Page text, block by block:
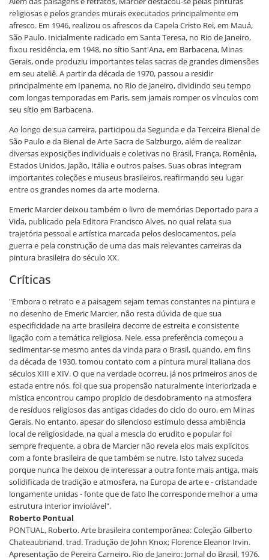
religiosas e pelos grandes murais executados principalmente em
afresco. Em 1946, realizou os afrescos da Capela Cristo Rei, em Mauá,
São Paulo. Inicialmente radicado em Santa Teresa, no Rio de Janeiro,
fixou residência, em 1948, no sítio Sant'Ana, em Barbacena, Minas
Gerais, onde produziu importantes telas sacras de grandes dimensões
em seu ateliê. A partir da década de 1970, passou a residir
principalmente em Ipanema, no Rio de Janeiro, dividindo seu tempo
com longas temporadas em Paris, sem jamais romper os vínculos com
seu sítio em Barbacena.
Ao longo de sua carreira, participou da Segunda e da Terceira Bienal de
São Paulo e da Bienal de Arte Sacra de Salzburgo, além de realizar
diversas exposições individuais e coletivas no Brasil, França, Romênia,
Estados Unidos, Japão, Itália e outros países. Suas obras integram
importantes coleções e museus brasileiros, reafirmando seu lugar
entre os grandes nomes da arte moderna.
Emeric Marcier deixou também o livro de memórias Deportado para a
Vida, publicado pela Editora Francisco Alves, no qual relata sua
trajetória pessoal e artística marcada pelos deslocamentos, pela
guerra e pela construção de uma das mais relevantes carreiras da
pintura brasileira do século XX.
Críticas
"Embora o retrato e a paisagem sejam temas constantes na pintura e
no desenho de Emeric Marcier, não resta dúvida de que sua
especificidade na arte brasileira decorre de estreita e consistente
ligação com a temática religiosa. Nele, essa preferência começou a
sedimentar-se mesmo antes da vinda para o Brasil, quando, em fins
da década de 1930, tomou contato com a pintura mural italiana dos
séculos XIII e XIV. O que na verdade ocorreu, já nos primeiros anos de
estada entre nós, foi que sua propensão naturalmente interiorizada e
mística encontrou campo propício de desdobramento na atmosfera
de resíduos religiosos das antigas cidades do ciclo do ouro, em Minas
Gerais. No entanto, apesar do silencioso estímulo dessa ambiência
local de religiosidade, na qual a mescla do erudito e popular foi
sempre frequente, a obra de Marcier não revela elos mais explícitos
com a fonte brasileira de que também se nutre. Isto talvez suceda
porque nunca lhe deixou de interessar a outra fonte mais antiga, mais
solidificada de tradição e atmosfera, na Europa de arte e - cristandade
longamente unidas - fonte que de fato lhe corresponde melhor a uma
estrutura interior inviolável".
Roberto Pontual
PONTUAL, Roberto. Arte brasileira contemporânea: Coleção Gilberto
Chateaubriand. trad. Tradução de John Knox; Florence Eleanor Irvin.
Apresentação de Pereira Carneiro. Rio de Janeiro: Jornal do Brasil, 1976.